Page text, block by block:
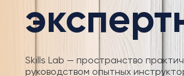
Skills Lab — пространство
руководством опытных